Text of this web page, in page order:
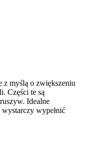
z myślą o zwiększeniu
Części te są
Idealne
wypełnić